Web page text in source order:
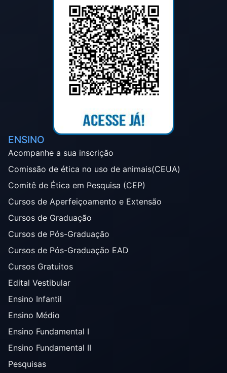
ENSINO
Acompanhe a sua inscrição
Comissão de ética no uso de animais(CEUA)
Comitê de Ética em Pesquisa (CEP)
Cursos de Aperfeiçoamento e Extensão
Cursos de Graduação
Cursos de Pós-Graduação
Cursos de Pós-Graduação EAD
Cursos Gratuitos
Edital Vestibular
Ensino Infantil
Ensino Médio
Ensino Fundamental I
Ensino Fundamental II
Pesquisas